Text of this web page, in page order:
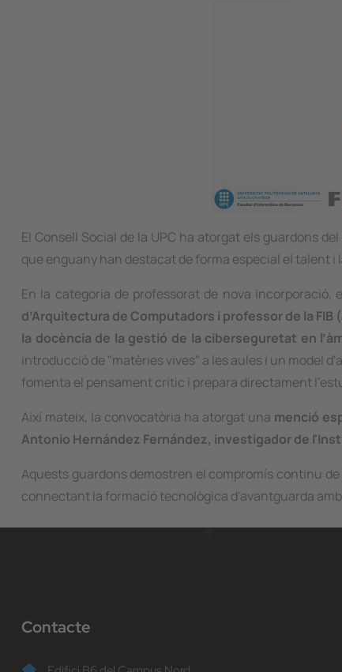
El Consell Social de la UPC ha atorgat els guardons del
que enguany han destacat de forma especial el talent
En la categoria de professorat de nova incorporació,
d’Arquitectura de Computadors i professor de la FIB
la docència de la gestió de la ciberseguretat en
introducció de "matèries vives" a les aules i un model
fomenta el pensament crític i prepara directament
Així mateix, la convocatòria ha atorgat una menció
Antonio Hernández Fernández, investigador de
Aquests guardons demostren el compromís continu
connectant la formació tecnològica d'avantguarda
Contacte